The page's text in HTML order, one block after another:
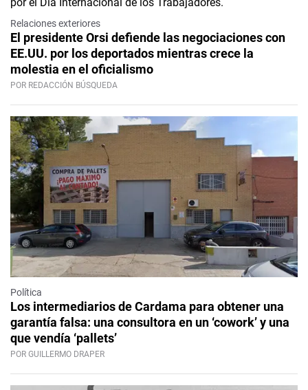
Relaciones exteriores
El presidente Orsi defiende las negociaciones con
EE.UU. por los deportados mientras crece la
molestia en el oficialismo
POR REDACCIÓN BÚSQUEDA
Política
Los intermediarios de Cardama para obtener una
garantía falsa: una consultora en un ‘cowork’ y una
que vendía ‘pallets’
POR GUILLERMO DRAPER